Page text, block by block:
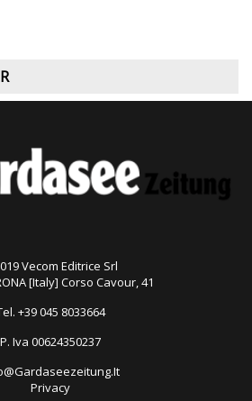
Vecom Editrice Srl
[Italy] Corso Cavour, 41
+39 045 8033664
P. Iva 00624350237
Privacy